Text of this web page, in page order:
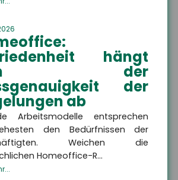
hängt
der
der
ab
Arbeitsmodelle entsprechen
den Bedürfnissen der
Weichen die
Homeoffice-R...
Großbetriebe
an Attraktivität –
verlieren
Anteil der Auszubildenden
Großbetrieben steigt,
Kleinstbetriebe
weniger Nachwuchs
Das ers...